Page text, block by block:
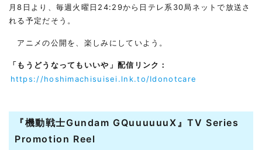
月8日より、毎週火曜日24:29から日テレ系30局ネットで放送さ
れる予定だそう。
アニメの公開を、楽しみにしていよう。
「もうどうなってもいいや」配信リンク：
https://hoshimachisuisei.lnk.to/Idonotcare
『機動戦士Gundam GQuuuuuuX』TV Series
Promotion Reel